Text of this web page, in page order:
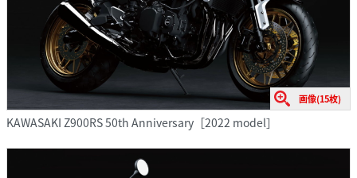
画像(15枚)
KAWASAKI Z900RS 50th Anniversary［2022 model］